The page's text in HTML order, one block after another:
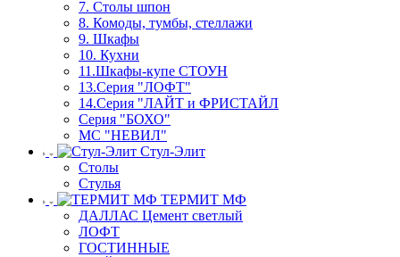
7. Столы шпон
8. Комоды, тумбы, стеллажи
9. Шкафы
10. Кухни
11.Шкафы-купе СТОУН
13.Серия "ЛОФТ"
14.Серия "ЛАЙТ и ФРИСТАЙЛ
Серия "БОХО"
МС "НЕВИЛ"
Стул-Элит
Столы
Стулья
ТЕРМИТ МФ
ДАЛЛАС Цемент светлый
ЛОФТ
ГОСТИННЫЕ